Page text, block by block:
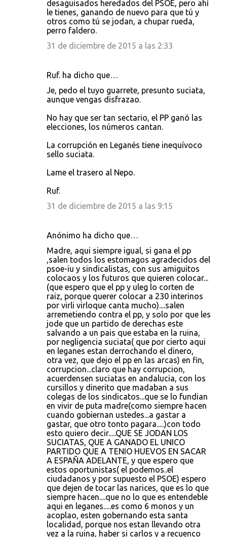
desaguisados heredados del PSOE, pero ahí
le tienes, ganando de nuevo para que tú y
otros como tú se jodan, a chupar rueda,
perro faldero.
31 de diciembre de 2015 a las 2:33
Ruf. ha dicho que…
Je, pedo el tuyo guarrete, presunto suciata,
aunque vengas disfrazao.
No hay que ser tan sectario, el PP ganó las
elecciones, los números cantan.
La corrupción en Leganés tiene inequívoco
sello suciata.
Lame el trasero al Nepo.
Ruf.
31 de diciembre de 2015 a las 9:15
Anónimo ha dicho que…
Madre, aqui siempre igual, si gana el pp
,salen todos los estomagos agradecidos del
psoe-iu y sindicalistas, con sus amiguitos
colocaos y los futuros que quieren colocar...
(que espero que el pp y uleg lo corten de
raiz, porque querer colocar a 230 interinos
por virli virloque canta mucho)....salen
arremetiendo contra el pp, y solo por que les
jode que un partido de derechas este
salvando a un pais que estaba en la ruina,
por negligencia suciata( que por cierto aqui
en leganes estan derrochando el dinero,
otra vez, que dejo el pp en las arcas) en fin,
corrupcion...claro que hay corrupcion,
acuerdensen suciatas en andalucia, con los
cursillos y dinerito que madaban a sus
colegas de los sindicatos...que se lo fundian
en vivir de puta madre(como siempre hacen
cuando gobiernan ustedes...a gastar a
gastar, que otro tonto pagara.....)con todo
esto quiero decir.....QUE SE JODAN LOS
SUCIATAS, QUE A GANADO EL UNICO
PARTIDO QUE A TENIO HUEVOS EN SACAR
A ESPAÑA ADELANTE, y que espero que
estos oportunistas( el podemos..el
ciudadanos y por supuesto el PSOE) espero
que dejen de tocar las narices, que es lo que
siempre hacen....que no lo que es entendeble
aqui en leganes.....es como 6 monos y un
acoplao, esten gobernando esta santa
localidad, porque nos estan llevando otra
vez a la ruina, haber si carlos y a recuenco